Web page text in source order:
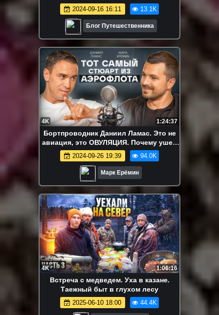
раз лучше!
2024-09-16 16:11 13.1K
Блог Путешественника
4K 1:24:37
Бортпроводник Даниил Ламас. Это не
авиация, это ОВУЛЯЦИЯ. Почему ушел
из Аэрофлота?
2024-09-26 19:39 94.0K
Марк Ерёмин
4K 1:06:16
Встреча с медведем. Уха в казане.
Таежный быт в глухом лесу
2025-06-10 18:00 44.4K